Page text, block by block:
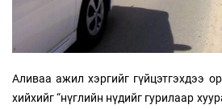
Аливаа ажил хэргийг гүйцэтгэхдээ
хийхийг “нүглийн нүдийг гурилаар